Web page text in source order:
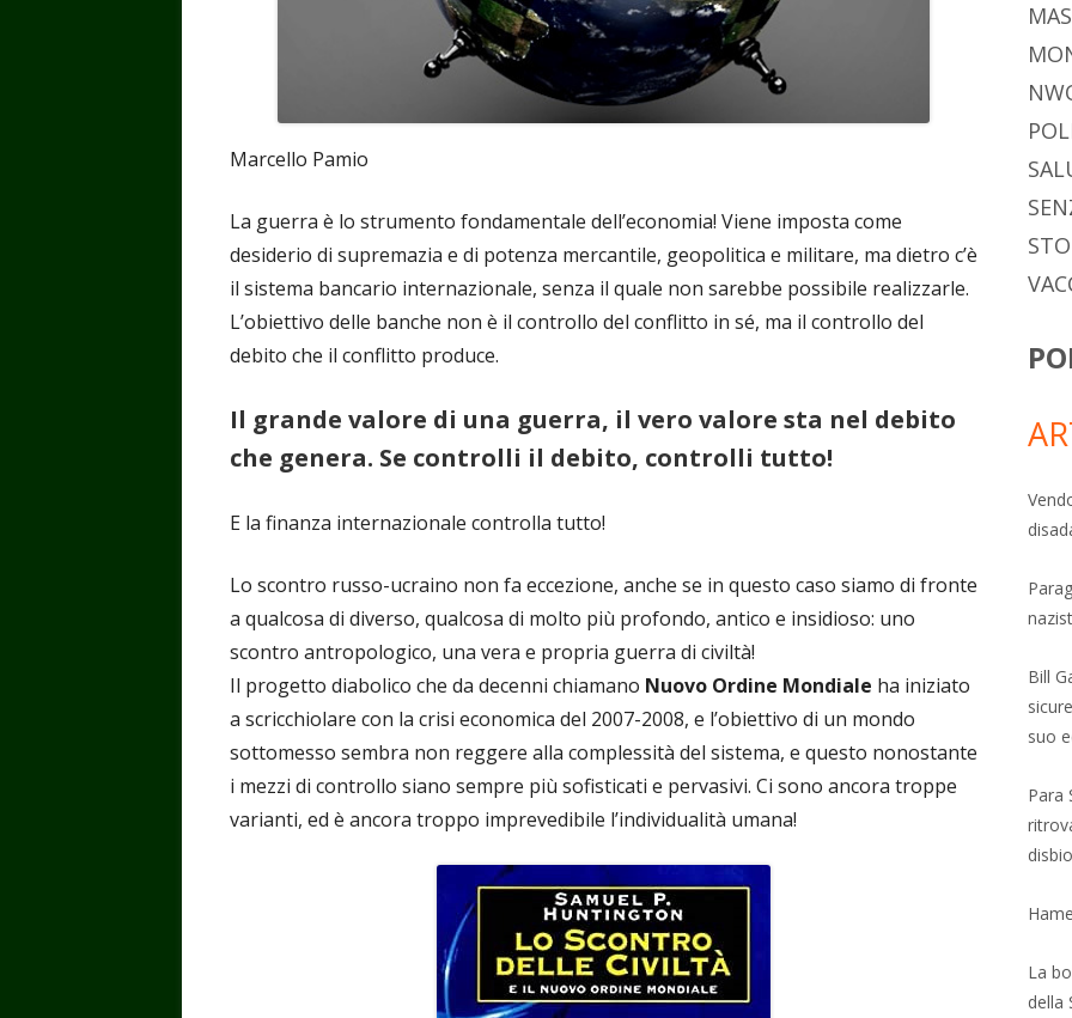
Marcello Pamio
La guerra è lo strumento fondamentale dell’economia! Viene imposta come
desiderio di supremazia e di potenza mercantile, geopolitica e militare, ma dietro c’è
il sistema bancario internazionale, senza il quale non sarebbe possibile realizzarle.
L’obiettivo delle banche non è il controllo del conflitto in sé, ma il controllo del
debito che il conflitto produce.
Il grande valore di una guerra, il vero valore sta nel debito
che genera. Se controlli il debito, controlli tutto!
E la finanza internazionale controlla tutto!
Lo scontro russo-ucraino non fa eccezione, anche se in questo caso siamo di fronte
a qualcosa di diverso, qualcosa di molto più profondo, antico e insidioso: uno
scontro antropologico, una vera e propria guerra di civiltà!
Il progetto diabolico che da decenni chiamano Nuovo Ordine Mondiale ha iniziato
a scricchiolare con la crisi economica del 2007-2008, e l’obiettivo di un mondo
sottomesso sembra non reggere alla complessità del sistema, e questo nonostante
i mezzi di controllo siano sempre più sofisticati e pervasivi. Ci sono ancora troppe
varianti, ed è ancora troppo imprevedibile l’individualità umana!
Bill
suo
Para
La
della